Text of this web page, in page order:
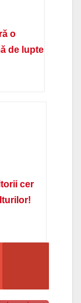
o
de lupte
cer